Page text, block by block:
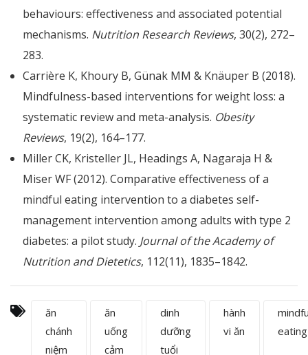
behaviours: effectiveness and associated potential
mechanisms. Nutrition Research Reviews, 30(2), 272–
283.
Carrière K, Khoury B, Günak MM & Knäuper B (2018).
Mindfulness-based interventions for weight loss: a
systematic review and meta-analysis. Obesity
Reviews, 19(2), 164–177.
Miller CK, Kristeller JL, Headings A, Nagaraja H &
Miser WF (2012). Comparative effectiveness of a
mindful eating intervention to a diabetes self-
management intervention among adults with type 2
diabetes: a pilot study. Journal of the Academy of
Nutrition and Dietetics, 112(11), 1835–1842.
ăn
chánh
niệm
ăn
uống
cảm
dinh
dưỡng
tuổi
hành
vi ăn
eating